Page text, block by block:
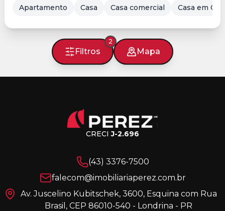
Filtros
2
Mapa
Apartamento Casa Casa comercial Casa em
CRECIJ-2.696
(43) 3376-7500
falecom@imobiliariaperez.com.br
Av. Juscelino Kubitschek, 3600, Esquina com Rua
Brasil, CEP 86010-540 - Londrina - PR